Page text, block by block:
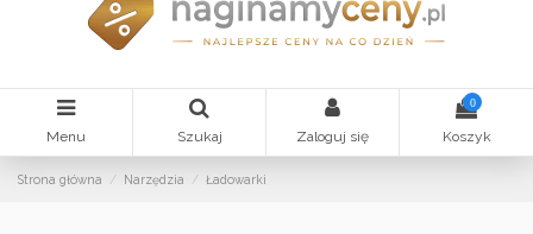
Menu Szukaj Zaloguj się
0
Koszyk
Strona główna Narzędzia Ładowarki